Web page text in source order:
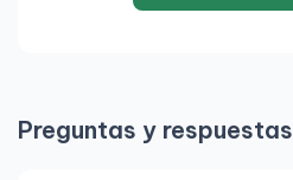
Preguntas y respuestas